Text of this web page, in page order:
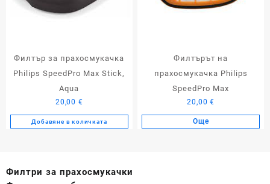
Филтър за прахосмукачка
Philips SpeedPro Max Stick,
Aqua
20,00 €
Добавяне в количката
Филтърът на
прахосмукачка Philips
SpeedPro Max
20,00€
Още
Филтри за прахосмукачки